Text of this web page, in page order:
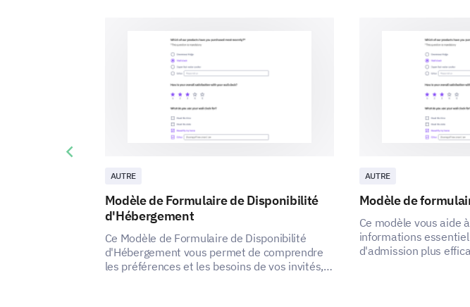
To help us
What is your
What is your
Female
AUTRE
Modèle de Formulaire de Disponibilité
d'Hébergement
Ce Modèle de Formulaire de Disponibilité
d'Hébergement vous permet de comprendre
les préférences et les besoins de vos invités,
AUTRE
Modèle de
Ce modèle vous aide
informations
d'admission plus
Previous slide